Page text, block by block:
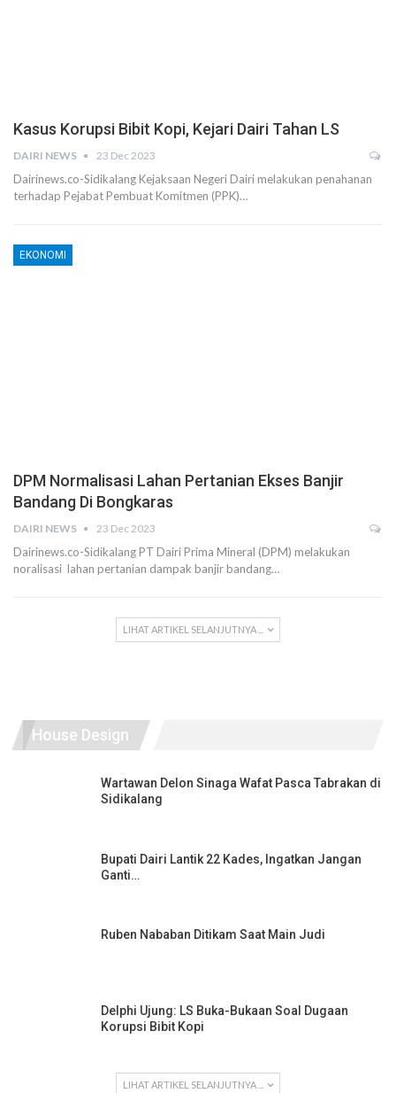
Kasus Korupsi Bibit Kopi, Kejari Dairi Tahan LS
DAIRI NEWS 23 Dec 2023
Dairinews.co-Sidikalang Kejaksaan Negeri Dairi melakukan penahanan
terhadap Pejabat Pembuat Komitmen (PPK)…
EKONOMI
DPM Normalisasi Lahan Pertanian Ekses Banjir
Bandang Di Bongkaras
DAIRI NEWS 23 Dec 2023
Dairinews.co-Sidikalang PT Dairi Prima Mineral (DPM) melakukan
noralisasi lahan pertanian dampak banjir bandang…
LIHAT ARTIKEL SELANJUTNYA ...
House Design
Wartawan Delon Sinaga Wafat Pasca Tabrakan di
Sidikalang
Bupati Dairi Lantik 22 Kades, Ingatkan Jangan
Ganti…
Ruben Nababan Ditikam Saat Main Judi
Delphi Ujung: LS Buka-Bukaan Soal Dugaan
Korupsi Bibit Kopi
LIHAT ARTIKEL SELANJUTNYA ...